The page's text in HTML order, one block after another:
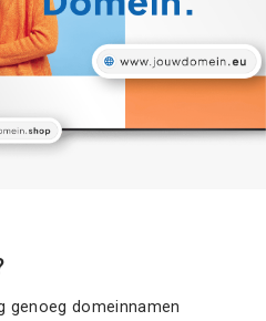
genoeg domeinnamen